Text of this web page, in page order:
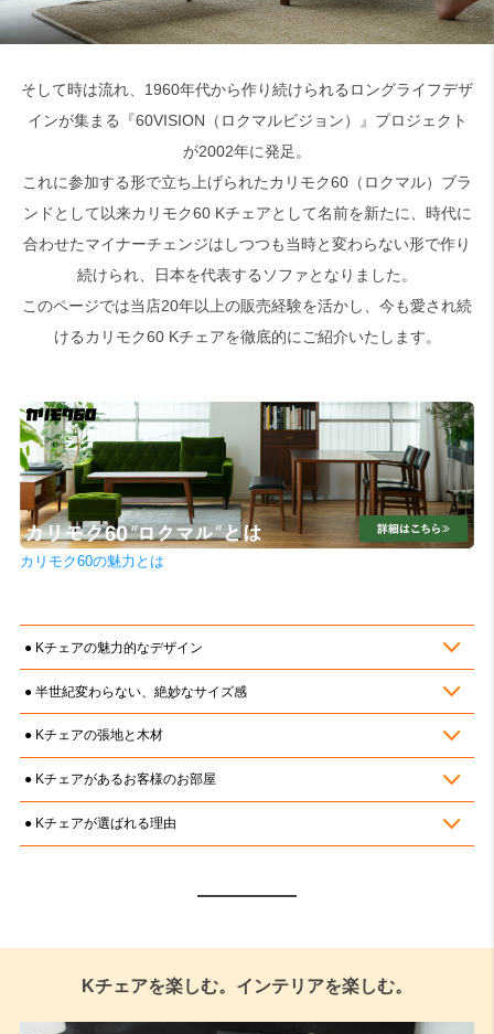
そして時は流れ、1960年代から作り続けられるロングライフデザ
インが集まる『60VISION（ロクマルビジョン）』プロジェクト
が2002年に発足。
これに参加する形で立ち上げられたカリモク60（ロクマル）ブラ
ンドとして以来カリモク60 Kチェアとして名前を新たに、時代に
合わせたマイナーチェンジはしつつも当時と変わらない形で作り
続けられ、日本を代表するソファとなりました。
このページでは当店20年以上の販売経験を活かし、今も愛され続
けるカリモク60 Kチェアを徹底的にご紹介いたします。
カリモク60の魅力とは
Kチェアの魅力的なデザイン
半世紀変わらない、絶妙なサイズ感
Kチェアの張地と木材
Kチェアがあるお客様のお部屋
Kチェアが選ばれる理由
Kチェアを楽しむ。インテリアを楽しむ。